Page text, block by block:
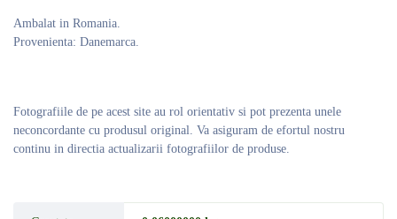
Ambalat in Romania.
Provenienta: Danemarca.
Fotografiile de pe acest site au rol orientativ si pot prezenta unele
neconcordante cu produsul original. Va asiguram de efortul nostru
continu in directia actualizarii fotografiilor de produse.